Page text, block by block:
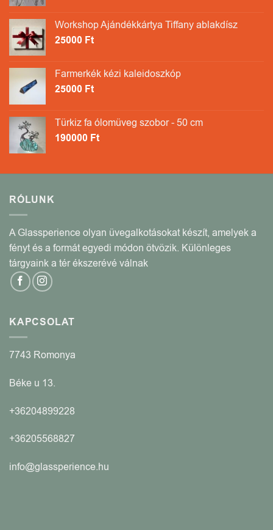
Workshop Ajándékkártya Tiffany ablakdísz
25000 Ft
Farmerkék kézi kaleidoszkóp
25000 Ft
Türkiz fa ólomüveg szobor - 50 cm
190000 Ft
RÓLUNK
A Glassperience olyan üvegalkotásokat készít, amelyek a
fényt és a formát egyedi módon ötvözik. Különleges
tárgyaink a tér ékszerévé válnak
KAPCSOLAT
7743 Romonya
Béke u 13.
+36204899228
+36205568827
info@glassperience.hu